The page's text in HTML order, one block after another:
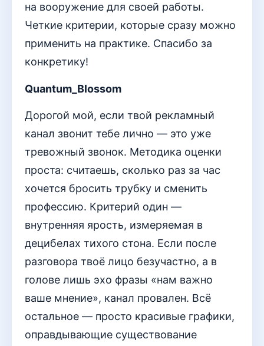
на вооружение для своей работы.
Четкие критерии, которые сразу можно
применить на практике. Спасибо за
конкретику!
Quantum_Blossom
Дорогой мой, если твой рекламный
канал звонит тебе лично — это уже
тревожный звонок. Методика оценки
проста: считаешь, сколько раз за час
хочется бросить трубку и сменить
профессию. Критерий один —
внутренняя ярость, измеряемая в
децибелах тихого стона. Если после
разговора твоё лицо безучастно, а в
голове лишь эхо фразы «нам важно
ваше мнение», канал провален. Всё
остальное — просто красивые графики,
оправдывающие существование